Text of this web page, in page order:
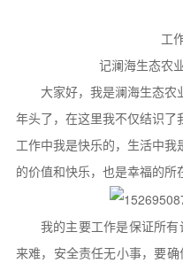
工
记澜海生态农
大家好，我是澜海生态
年头了，在这里我不仅结识了
工作中我是快乐的，生活中
的价值和快乐，也是幸福的所
我的主要工作是保证所
来难，安全责任无小事，要